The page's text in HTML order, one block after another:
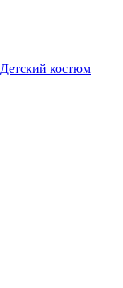
Детский костюм